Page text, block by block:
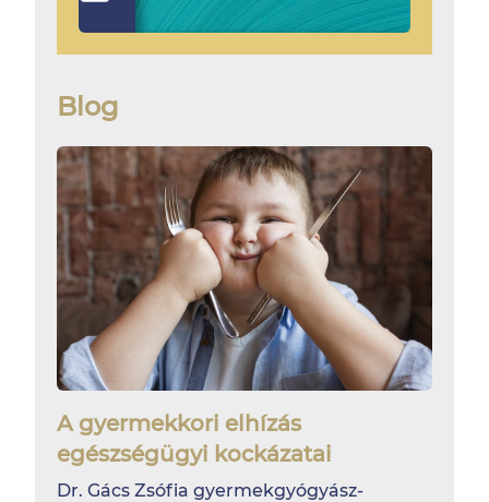
Blog
A gyermekkori elhízás
egészségügyi kockázatai
Dr. Gács Zsófia gyermekgyógyász-